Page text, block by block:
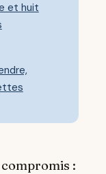
et huit
compromis :